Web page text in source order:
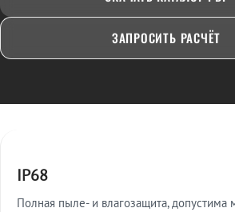
ЗАПРОСИТЬ РАСЧЁТ
IP68
Полная пыле- и влагозащита, допустима